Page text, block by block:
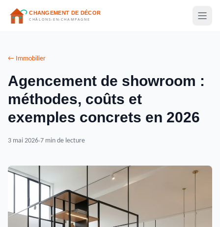
← Immobilier
Agencement de showroom :
méthodes, coûts et
exemples concrets en 2026
3 mai 2026 7 min de lecture